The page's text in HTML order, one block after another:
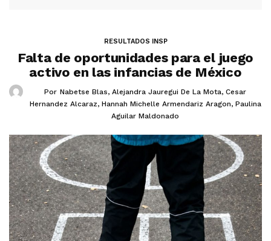
RESULTADOS INSP
Falta de oportunidades para el juego
activo en las infancias de México
Por Nabetse Blas, Alejandra Jauregui De La Mota, Cesar
Hernandez Alcaraz, Hannah Michelle Armendariz Aragon, Paulina
Aguilar Maldonado